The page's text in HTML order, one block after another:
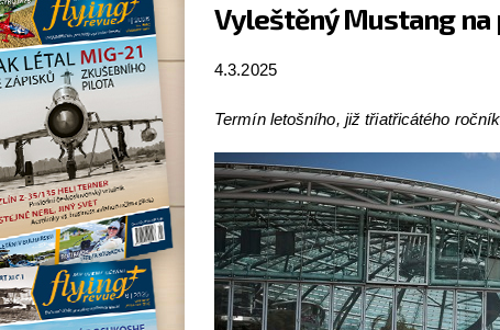
Vyleštěný Mustang
4.3.2025
Termín letošního, již třiatřicátého